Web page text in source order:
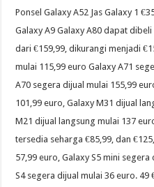
Ponsel Galaxy A52 Jas Galaxy 1
Galaxy A9 Galaxy A80 dapat
dari €159,99, dikurangi menjadi
mulai 115,99 euro Galaxy A71
A70 segera dijual mulai 155,99
101,99 euro, Galaxy M31 dijual
M21 dijual langsung mulai 137
tersedia seharga €85,99, dan
57,99 euro, Galaxy S5 mini
S4 segera dijual mulai 36 euro. 49